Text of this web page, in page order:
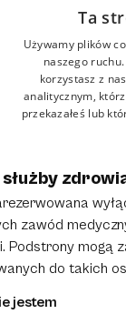
Strefowa 22, 43-
Home
O nas
Partnerzy
© 2025 Grupa
Polityka
zawód
Podstrony mogą
do takich
jestem
Ta
Używamy plików
naszego
korzystasz z
analitycznym,
przekazałeś lub
AKCEPTUJ